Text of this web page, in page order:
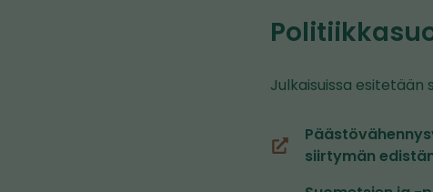
Julkaisuissa
siirtymän
(siirryt